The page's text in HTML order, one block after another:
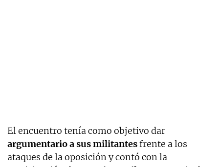
El encuentro tenía como objetivo dar
argumentario a sus militantesfrente a los
ataques de la oposición y contó con la